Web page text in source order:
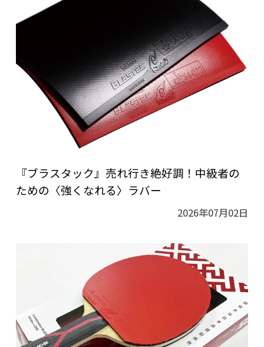
『ブラスタック』売れ行き絶好調！中級者の
ための〈強くなれる〉ラバー
2026年07月02日